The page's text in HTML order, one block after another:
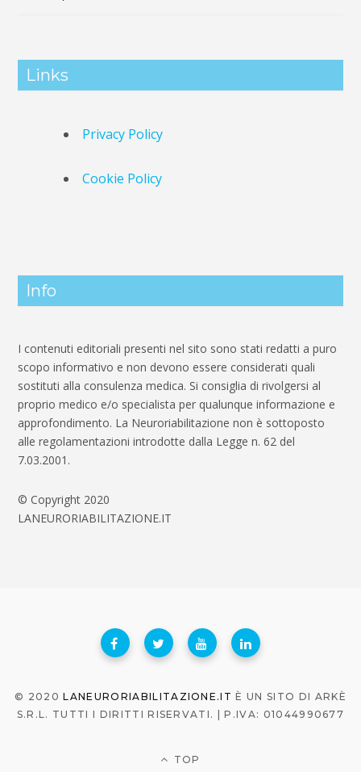
Links
Privacy Policy
Cookie Policy
Info
I contenuti editoriali presenti nel sito sono stati redatti a puro
scopo informativo e non devono essere considerati quali
sostituti alla consulenza medica. Si consiglia di rivolgersi al
proprio medico e/o specialista per qualunque informazione e
approfondimento. La Neuroriabilitazione non è sottoposto
alle regolamentazioni introdotte dalla Legge n. 62 del
7.03.2001.
© Copyright 2020
LANEURORIABILITAZIONE.IT
© 2020LANEURORIABILITAZIONE.IT È UN SITO DI ARKÈ
S.R.L. TUTTI I DIRITTI RISERVATI. | P.IVA: 01044990677
TOP